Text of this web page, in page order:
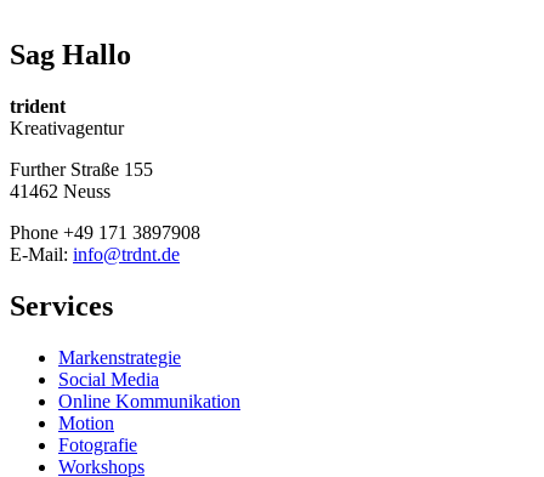
Sag Hallo
trident
Kreativagentur
Further Straße 155
41462 Neuss
Phone +49 171 3897908
E-Mail: info@trdnt.de
Services
Markenstrategie
Social Media
Online Kommunikation
Motion
Fotografie
Workshops